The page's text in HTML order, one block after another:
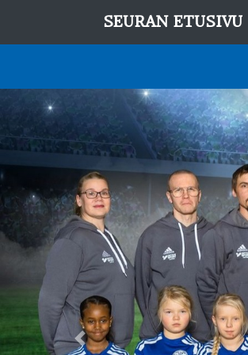
SEURAN ETUSIVU
Previous